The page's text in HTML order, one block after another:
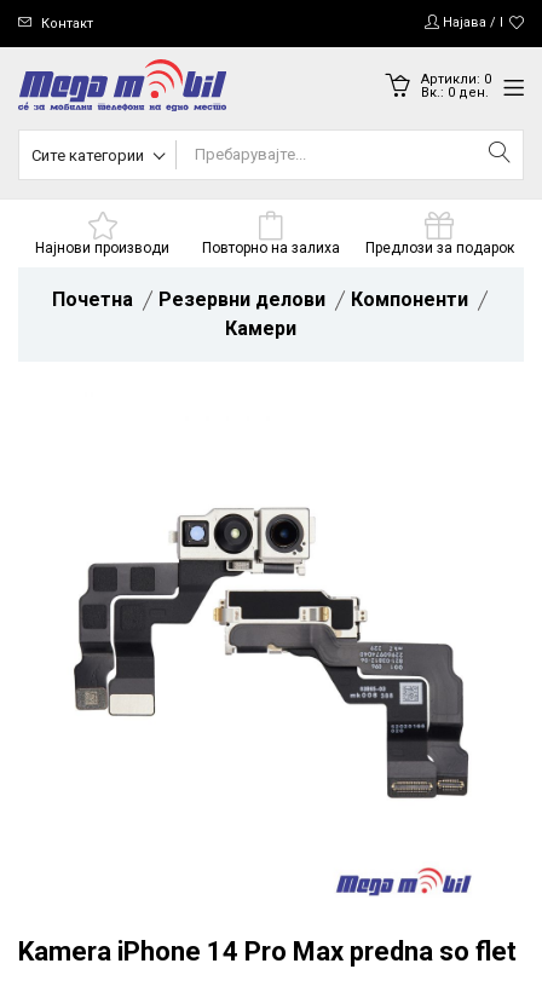
Контакт Најава /
Артикли: 0
Вк.: 0ден.
Сите категории
Најнови производи Повторно на залиха Предлози за подарок
Почетна Резервни делови
Компоненти
Камери
Kamera iPhone 14 Pro Max predna so flet